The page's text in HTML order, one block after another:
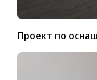
Проект по